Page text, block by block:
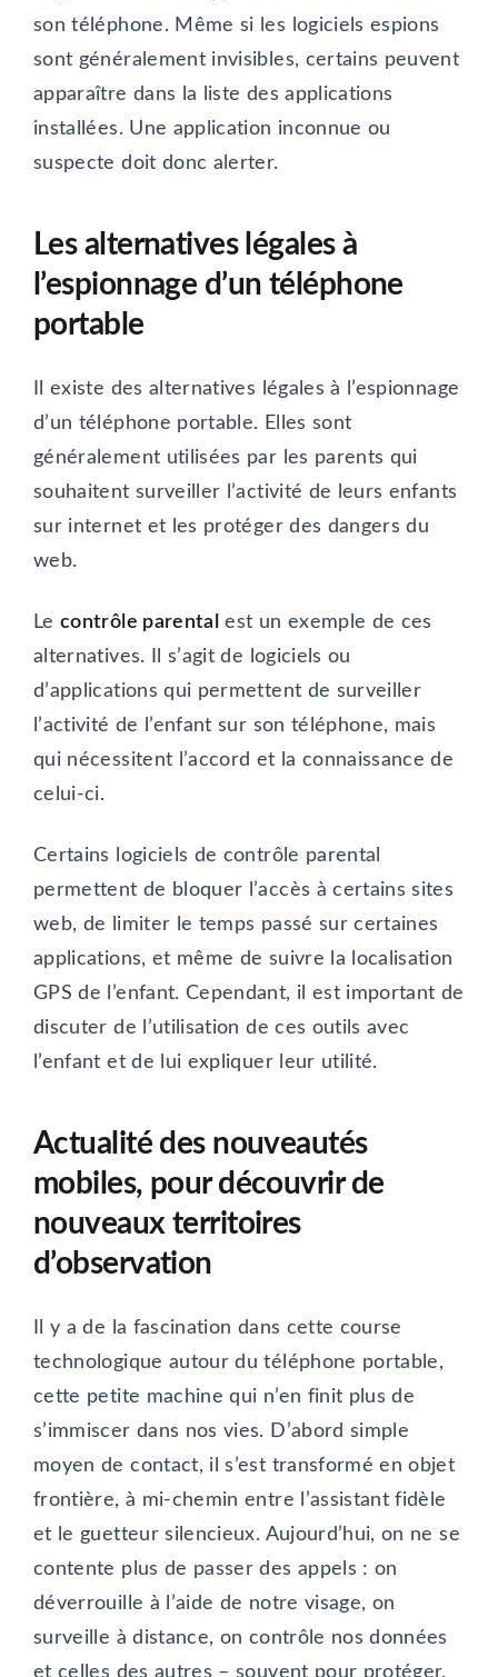
son téléphone. Même si les logiciels espions
sont généralement invisibles, certains peuvent
apparaître dans la liste des applications
installées. Une application inconnue ou
suspecte doit donc alerter.
Les alternatives légales à
l’espionnage d’un téléphone
portable
Il existe des alternatives légales à l’espionnage
d’un téléphone portable. Elles sont
généralement utilisées par les parents qui
souhaitent surveiller l’activité de leurs enfants
sur internet et les protéger des dangers du
web.
Lecontrôle parental
est un exemple de ces
alternatives. Il s’agit de logiciels ou
d’applications qui permettent de surveiller
l’activité de l’enfant sur son téléphone, mais
qui nécessitent l’accord et la connaissance de
celui-ci.
Certains logiciels de contrôle parental
permettent de bloquer l’accès à certains sites
web, de limiter le temps passé sur certaines
applications, et même de suivre la localisation
GPS de l’enfant. Cependant, il est important de
discuter de l’utilisation de ces outils avec
l’enfant et de lui expliquer leur utilité.
Actualité des nouveautés
mobiles, pour découvrir de
nouveaux territoires
d’observation
Il y a de la fascination dans cette course
technologique autour du téléphone portable,
cette petite machine qui n’en finit plus de
s’immiscer dans nos vies. D’abord simple
moyen de contact, il s’est transformé en objet
frontière, à mi-chemin entre l’assistant fidèle
et le guetteur silencieux. Aujourd’hui, on ne se
contente plus de passer des appels : on
déverrouille à l’aide de notre visage, on
surveille à distance, on contrôle nos données
et celles des autres – souvent pour protéger,